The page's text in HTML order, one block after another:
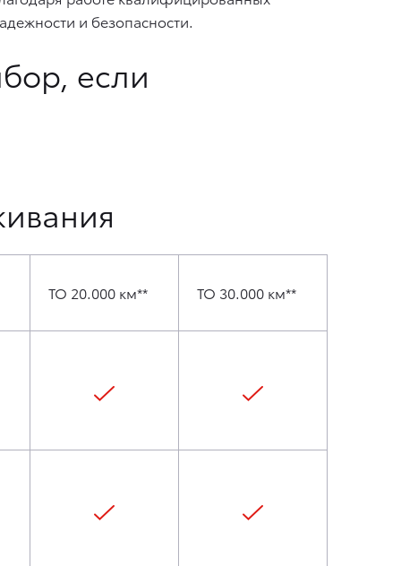
и безопасности.
если
ТО 20.000 км** ТО 30.000 км**